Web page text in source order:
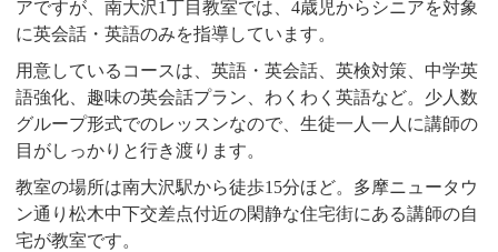
アですが、南大沢1丁目教室では、4歳児からシニアを対象
に英会話・英語のみを指導しています。
用意しているコースは、英語・英会話、英検対策、中学英
語強化、趣味の英会話プラン、わくわく英語など。少人数
グループ形式でのレッスンなので、生徒一人一人に講師の
目がしっかりと行き渡ります。
教室の場所は南大沢駅から徒歩15分ほど。多摩ニュータウ
ン通り松木中下交差点付近の閑静な住宅街にある講師の自
宅が教室です。